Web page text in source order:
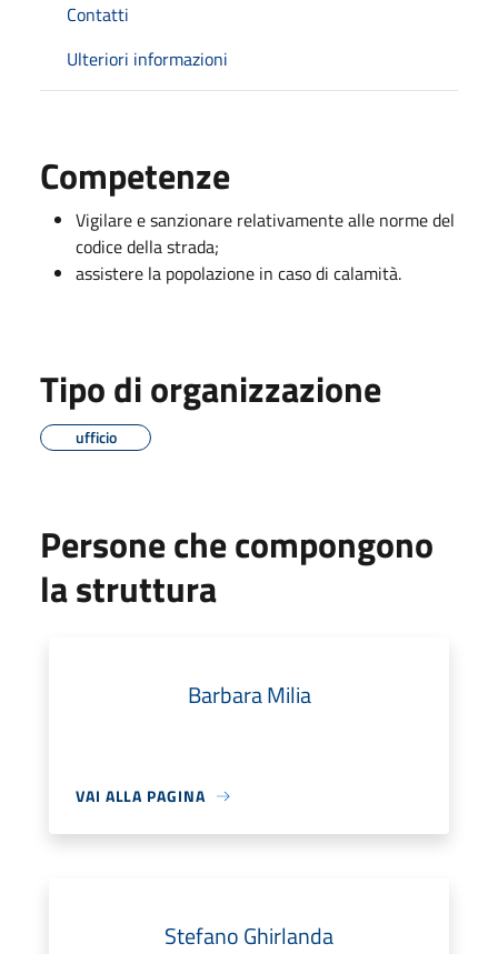
Contatti
Ulteriori informazioni
Competenze
Vigilare e sanzionare relativamente alle norme del
codice della strada;
assistere la popolazione in caso di calamità.
Tipo di organizzazione
ufficio
Persone che compongono
la struttura
Barbara Milia
VAI ALLA PAGINA
Stefano Ghirlanda